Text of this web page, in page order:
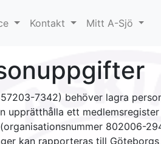
Kontakt Mitt A-Sjö
7342) behöver lagra
ett
802006-
kan rapporteras till